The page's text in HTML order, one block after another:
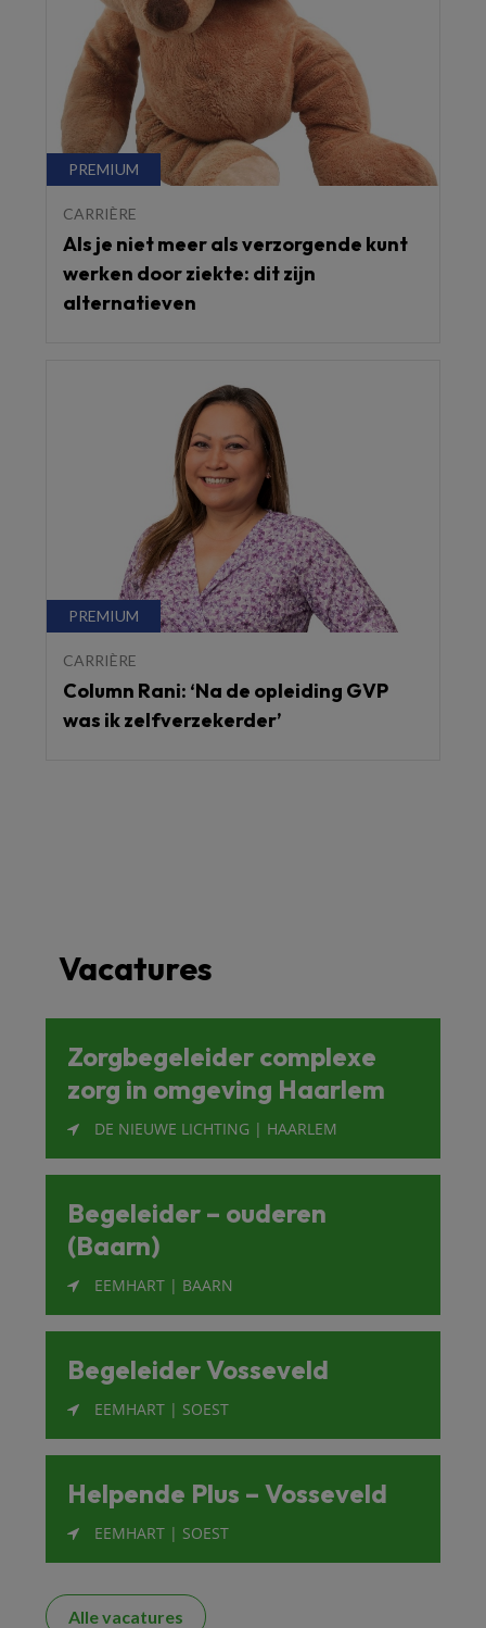
CARRIÈRE
Als je niet meer als verzorgende kunt
werken door ziekte: dit zijn
alternatieven
CARRIÈRE
Column Rani: ‘Na de opleiding GVP
was ik zelfverzekerder’
Vacatures
Zorgbegeleider complexe
zorg in omgeving Haarlem
DE NIEUWE LICHTING | HAARLEM
Begeleider – ouderen
(Baarn)
EEMHART | BAARN
Begeleider Vosseveld
EEMHART | SOEST
Helpende Plus – Vosseveld
EEMHART | SOEST
Alle vacatures